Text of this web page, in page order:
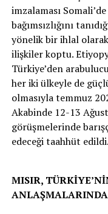
imzalaması
bağımsızlığını
yönelik bir ihlal
ilişkiler koptu.
Türkiye’den
her iki ülkeyle de
olmasıyla temmuz
Akabinde 12-13
görüşmelerinde
edeceği taahhüt edildi.
MISIR,